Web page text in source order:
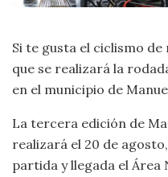
Si te gusta el ciclismo
que se realizará la
en el municipio de
La tercera edición de
realizará el 20 de
partida y llegada el Área